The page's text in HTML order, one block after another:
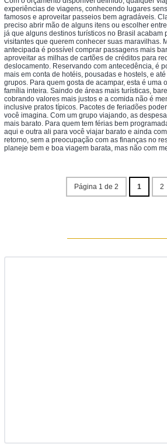
experiências de viagens, conhecendo lugares
famosos e aproveitar passeios bem agradáveis.
preciso abrir mão de alguns itens ou escolher
já que alguns destinos turísticos no Brasil acabam
visitantes que querem conhecer suas maravilhas.
antecipada é possível comprar passagens mais
aproveitar as milhas de cartões de créditos para
deslocamento. Reservando com antecedência, é
mais em conta de hotéis, pousadas e hostels, e
grupos. Para quem gosta de acampar, esta é uma
família inteira. Saindo de áreas mais turísticas,
cobrando valores mais justos e a comida não é
inclusive pratos típicos. Pacotes de feriadões
você imagina. Com um grupo viajando, as
mais barato. Para quem tem férias bem
aqui e outra ali para você viajar barato e ainda
retorno, sem a preocupação com as finanças no
planeje bem e boa viagem barata, mas não com
Página 1 de 2 1 2